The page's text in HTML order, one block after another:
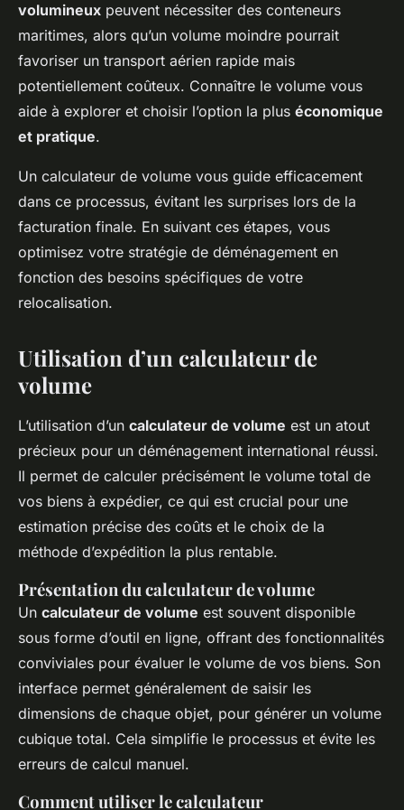
volumineux peuvent nécessiter des conteneurs
maritimes, alors qu’un volume moindre pourrait
favoriser un transport aérien rapide mais
potentiellement coûteux. Connaître le volume vous
aide à explorer et choisir l’option la plus économique
et pratique.
Un calculateur de volume vous guide efficacement
dans ce processus, évitant les surprises lors de la
facturation finale. En suivant ces étapes, vous
optimisez votre stratégie de déménagement en
fonction des besoins spécifiques de votre
relocalisation.
Utilisation d’un calculateur de
volume
L’utilisation d’un calculateur de volume est un atout
précieux pour un déménagement international réussi.
Il permet de calculer précisément le volume total de
vos biens à expédier, ce qui est crucial pour une
estimation précise des coûts et le choix de la
méthode d’expédition la plus rentable.
Présentation du calculateur de volume
Un calculateur de volume est souvent disponible
sous forme d’outil en ligne, offrant des fonctionnalités
conviviales pour évaluer le volume de vos biens. Son
interface permet généralement de saisir les
dimensions de chaque objet, pour générer un volume
cubique total. Cela simplifie le processus et évite les
erreurs de calcul manuel.
Comment utiliser le calculateur